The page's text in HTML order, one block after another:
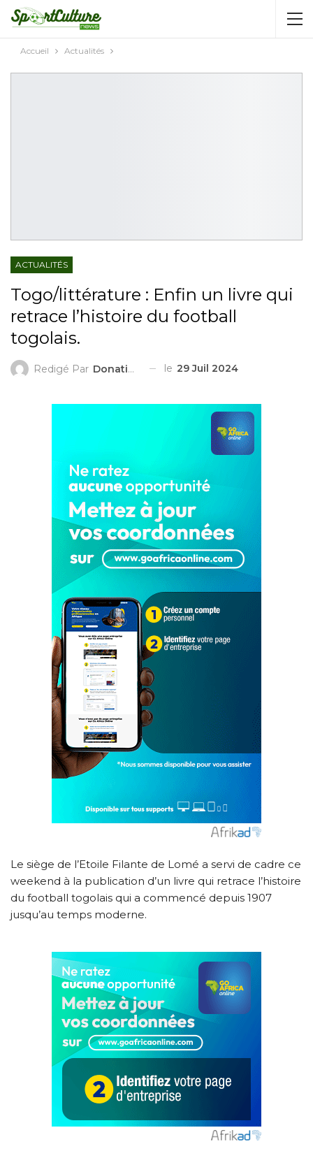
Accueil Actualités
ACTUALITÉS
Togo/littérature : Enfin un livre qui
retrace l’histoire du football
togolais.
Redigé Par Donatien ZIGGAH le 29 Juil 2024
Le siège de l’Etoile Filante de Lomé a servi de cadre ce
weekend à la publication d’un livre qui retrace l’histoire
du football togolais qui a commencé depuis 1907
jusqu’au temps moderne.
AUTORISATION DE LA HAAC N°0134/HAAC/12-